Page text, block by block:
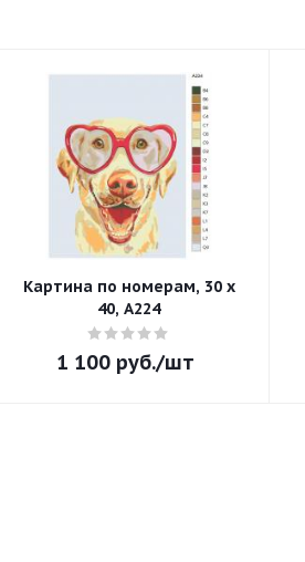
Картина по номерам, 30 x
40, A224
1 100руб./шт